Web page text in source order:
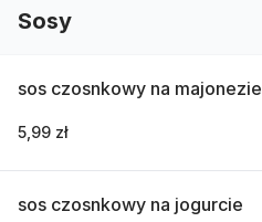
Sosy
sos czosnkowy na majonezie
5,99 zł
sos czosnkowy na jogurcie